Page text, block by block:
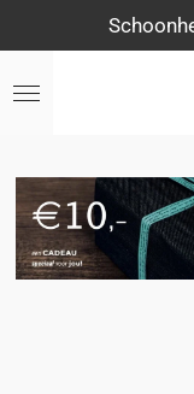
direct
naar